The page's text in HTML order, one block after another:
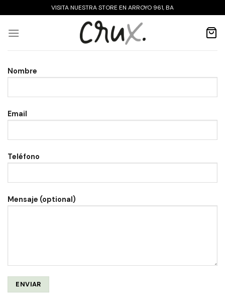
al
contenido
VISITA NUESTRA STORE EN ARROYO 961, BA
Nombre
Email
Teléfono
Mensaje (optional)